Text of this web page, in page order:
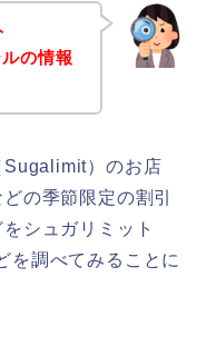
の情報
Sugalimit）のお店
の季節限定の割引
シュガリミット
を調べてみることに